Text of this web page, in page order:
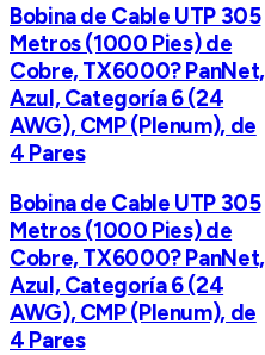
Bobina de Cable UTP 305
Metros (1000 Pies) de
Cobre, TX6000? PanNet,
Azul, Categoría 6 (24
AWG), CMP (Plenum), de
4 Pares
Bobina de Cable UTP 305
Metros (1000 Pies) de
Cobre, TX6000? PanNet,
Azul, Categoría 6 (24
AWG), CMP (Plenum), de
4 Pares